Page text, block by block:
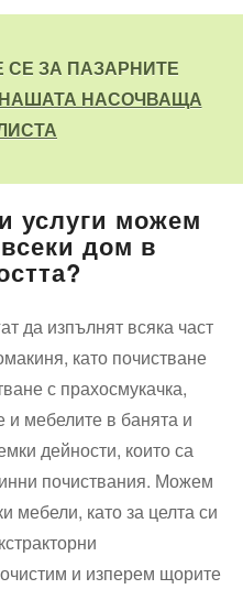
ЗА ПАЗАРНИТЕ
НАСОЧВАЩА
услуги можем
дом в
да изпълнят всяка част
като почистване
с прахосмукачка,
мебелите в банята и
дейности, които са
почиствания. Можем
мебели, като за целта си
и изперем щорите